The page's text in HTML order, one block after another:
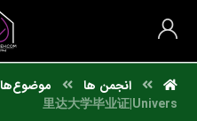
انجمن ها موضوع‌ها
里达大学毕业证|Univers